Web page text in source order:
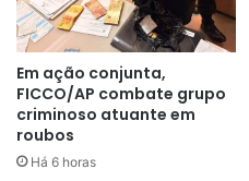
perseguido pela polícia. Na
Kubitschek com a avenida
morreu no local.
O infrator possuia diversas
acusado de crimes como
Em ação conjunta,
FICCO/AP combate grupo
criminoso atuante em
roubos
Há 6 horas